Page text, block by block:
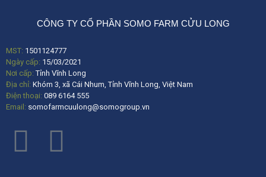
CÔNG TY CỔ PHẦN SOMO FARM CỬU LONG
MST: 1501124777
Ngày cấp: 15/03/2021
Nơi cấp:Tỉnh Vĩnh Long
Địa chỉ: Khóm 3, xã Cái Nhum, Tỉnh Vĩnh Long, Việt Nam
Điện thoại: 089 6164 555
Email: somofarmcuulong@somogroup.vn